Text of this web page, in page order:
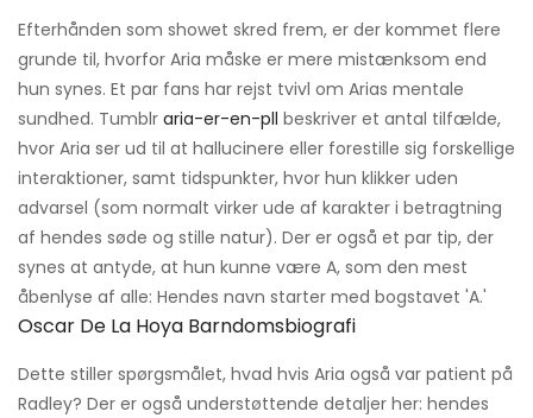
Efterhånden som showet skred frem, er der kommet flere
grunde til, hvorfor Aria måske er mere mistænksom end
hun synes. Et par fans har rejst tvivl om Arias mentale
sundhed. Tumblr aria-er-en-pll beskriver et antal tilfælde,
hvor Aria ser ud til at hallucinere eller forestille sig forskellige
interaktioner, samt tidspunkter, hvor hun klikker uden
advarsel (som normalt virker ude af karakter i betragtning
af hendes søde og stille natur). Der er også et par tip, der
synes at antyde, at hun kunne være A, som den mest
åbenlyse af alle: Hendes navn starter med bogstavet 'A.'
Oscar De La Hoya Barndomsbiografi
Dette stiller spørgsmålet, hvad hvis Aria også var patient på
Radley? Der er også understøttende detaljer her: hendes